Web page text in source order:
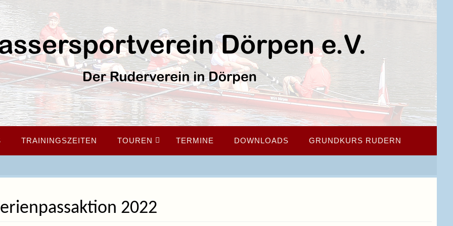
TRAININGSZEITEN TOUREN TERMINE DOWNLOADS GRUNDKURS RUDERN
2022